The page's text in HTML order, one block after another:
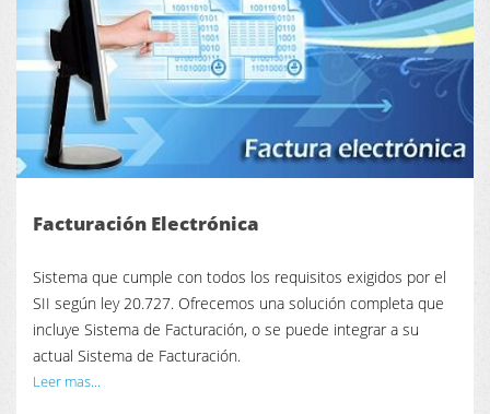
Facturación Electrónica
Sistema que cumple con todos los requisitos exigidos por el
SII según ley 20.727. Ofrecemos una solución completa que
incluye Sistema de Facturación, o se puede integrar a su
actual Sistema de Facturación.
Leer mas...